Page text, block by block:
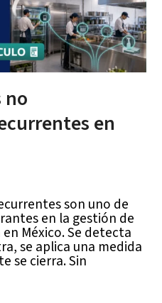
no
en
son uno de
en la gestión de
México. Se detecta
se aplica una medida
se cierra. Sin